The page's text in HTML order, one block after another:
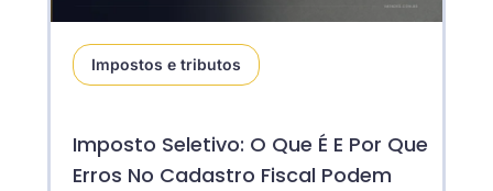
Impostos e tributos
Imposto Seletivo: O Que É E Por Que
Erros No Cadastro Fiscal Podem